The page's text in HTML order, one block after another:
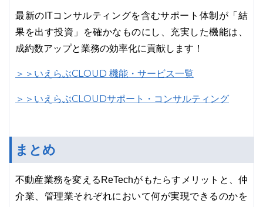
最新のITコンサルティングを含むサポート体制が「結
果を出す投資」を確かなものにし、充実した機能は、
成約数アップと業務の効率化に貢献します！
＞＞いえらぶCLOUD 機能・サービス一覧
＞＞いえらぶCLOUDサポート・コンサルティング
まとめ
不動産業務を変えるReTechがもたらすメリットと、仲
介業、管理業それぞれにおいて何が実現できるのかを